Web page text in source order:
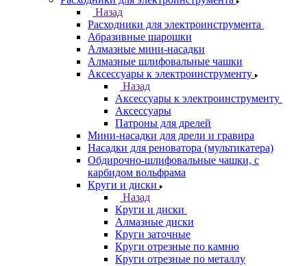
Назад
Расходники для электроинструмента
Абразивные шарошки
Алмазные мини-насадки
Алмазные шлифовальные чашки
Аксессуары к электроинструменту
Назад
Аксессуары к электроинструменту
Аксессуары
Патроны для дрелей
Мини-насадки для дрели и гравира
Насадки для реноватора (мультикатера)
Обдирочно-шлифовальные чашки, с
карбидом вольфрама
Круги и диски
Назад
Круги и диски
Алмазные диски
Круги заточные
Круги отрезные по камню
Круги отрезные по металлу